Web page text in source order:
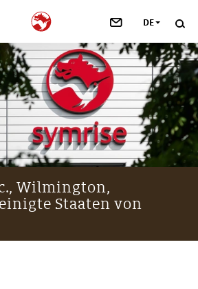
>
>
>
>
>
DE
Wilmington,
Staaten von